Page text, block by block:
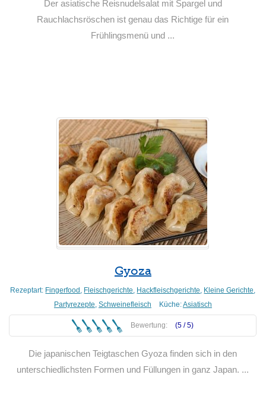
Der asiatische Reisnudelsalat mit Spargel und
Rauchlachsröschen ist genau das Richtige für ein
Frühlingsmenü und ...
Gyoza
Rezeptart: Fingerfood, Fleischgerichte, Hackfleischgerichte, Kleine Gerichte,
Partyrezepte, Schweinefleisch Küche:Asiatisch
Bewertung: (5 /5)
Die japanischen Teigtaschen Gyoza finden sich in den
unterschiedlichsten Formen und Füllungen in ganz Japan. ...